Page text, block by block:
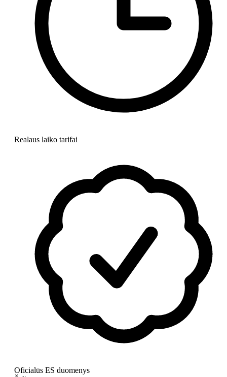
Realaus laiko tarifai
Oficialūs ES duomenys